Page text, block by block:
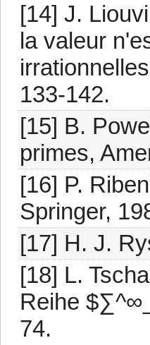
[14] J.
la valeur
133-142.
[15] B.
primes,
[16] P.
Springer,
[17] H. J.
[18] L.
Reihe
74.